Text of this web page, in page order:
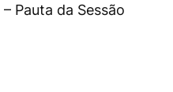
Pauta da Sessão